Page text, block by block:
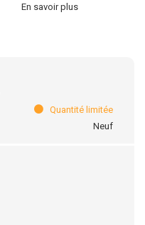
En savoir plus
Quantité limitée
Neuf